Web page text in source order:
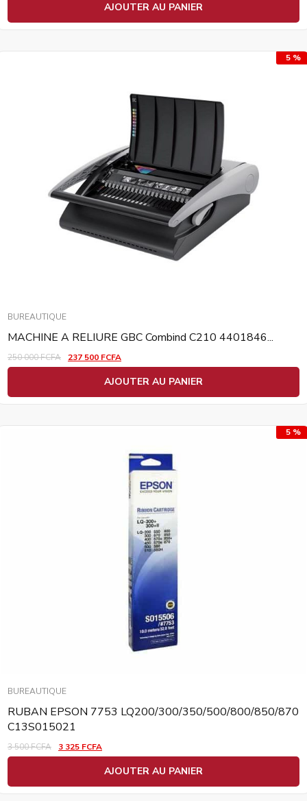
AJOUTER AU PANIER
5 %
BUREAUTIQUE
MACHINE A RELIURE GBC Combind C210 4401846...
250 000FCFA 237 500 FCFA
AJOUTER AU PANIER
5 %
BUREAUTIQUE
RUBAN EPSON 7753 LQ200/300/350/500/800/850/870
C13S015021
3 500FCFA 3 325 FCFA
AJOUTER AU PANIER